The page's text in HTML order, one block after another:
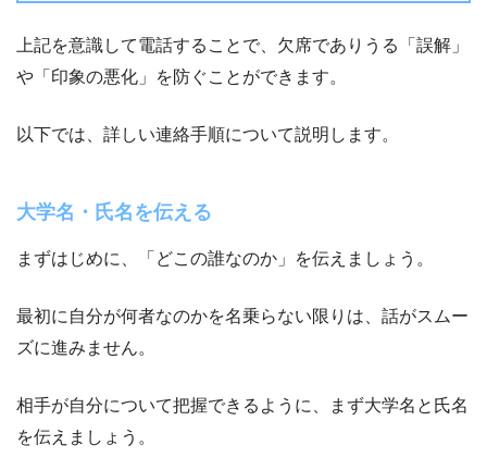
上記を意識して電話することで、欠席でありうる「誤解」
や「印象の悪化」を防ぐことができます。
以下では、詳しい連絡手順について説明します。
大学名・氏名を伝える
まずはじめに、「どこの誰なのか」を伝えましょう。
最初に自分が何者なのかを名乗らない限りは、話がスムー
ズに進みません。
相手が自分について把握できるように、まず大学名と氏名
を伝えましょう。